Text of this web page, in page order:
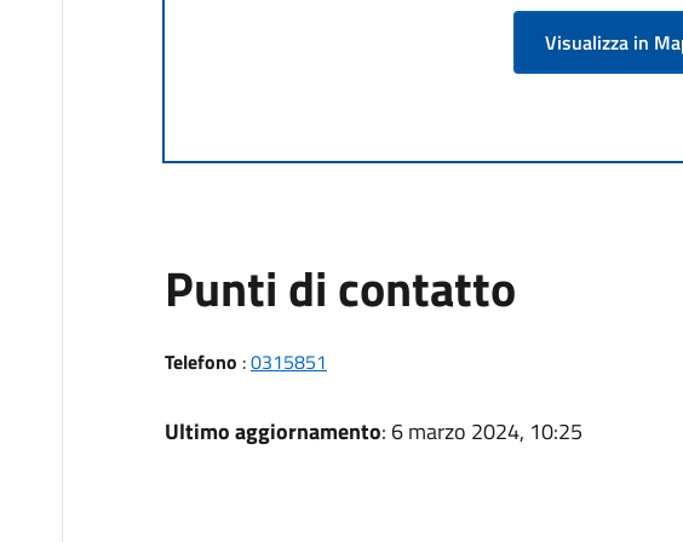
Visualizza in
Punti di contatto
Telefono :0315851
Ultimo aggiornamento: 6 marzo 2024, 10:25